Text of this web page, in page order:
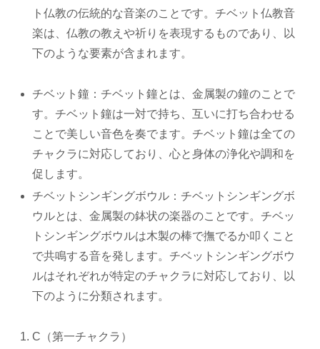
ト仏教の伝統的な音楽のことです。チベット仏教音
楽は、仏教の教えや祈りを表現するものであり、以
下のような要素が含まれます。
チベット鐘：チベット鐘とは、金属製の鐘のことで
す。チベット鐘は一対で持ち、互いに打ち合わせる
ことで美しい音色を奏でます。チベット鐘は全ての
チャクラに対応しており、心と身体の浄化や調和を
促します。
チベットシンギングボウル：チベットシンギングボ
ウルとは、金属製の鉢状の楽器のことです。チベッ
トシンギングボウルは木製の棒で撫でるか叩くこと
で共鳴する音を発します。チベットシンギングボウ
ルはそれぞれが特定のチャクラに対応しており、以
下のように分類されます。
C（第一チャクラ）